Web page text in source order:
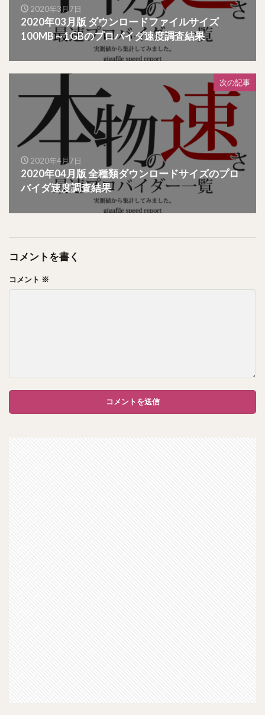
2020年3月7日
2020年03月版 ダウンロードファイルサイズ
100MB～1GBのプロバイダ速度調査結果
次の記事
2020年4月7日
2020年04月版 全種類ダウンロードサイズのプロ
バイダ速度調査結果
コメントを書く
コメント ※